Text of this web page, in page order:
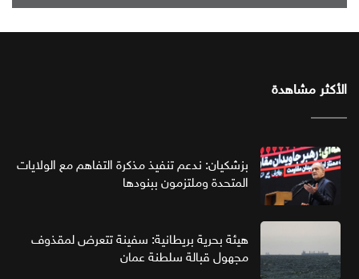
الأكثر مشاهدة
بزشكيان: ندعم تنفيذ مذكرة التفاهم مع الولايات
المتحدة وملتزمون ببنودها
هيئة بحرية بريطانية: سفينة تتعرض لمقذوف
مجهول قبالة سلطنة عمان